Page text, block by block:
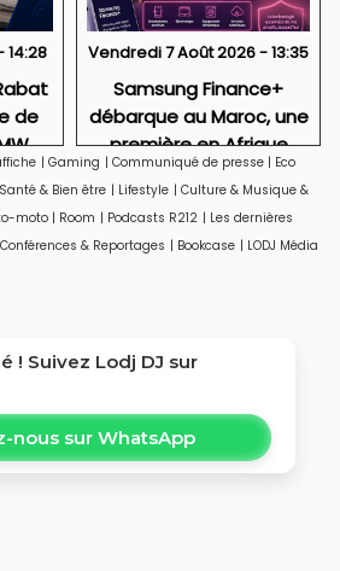
14:28
de
Vendredi 7 Août 2026 - 13:35
Samsung Finance+
débarque au Maroc, une
première en Afrique
| Gaming | Communiqué de presse | Eco
Santé & Bien être | Lifestyle | Culture & Musique &
moto | Room | Podcasts R212 | Les dernières
& Reportages | Bookcase | LODJ Média
! Suivez Lodj DJ sur
nous sur WhatsApp